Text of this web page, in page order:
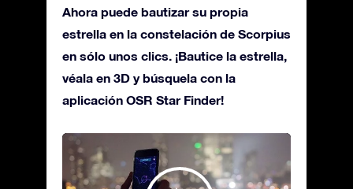
Ahora puede bautizar su propia
estrella en la constelación de Scorpius
en sólo unos clics. ¡Bautice la estrella,
véala en 3D y búsquela con la
aplicación OSR Star Finder!